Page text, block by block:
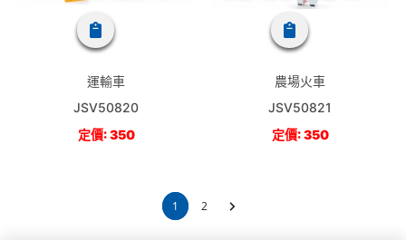
運輸車
JSV50820
定價: 350
農場火車
JSV50821
定價: 350
1 2